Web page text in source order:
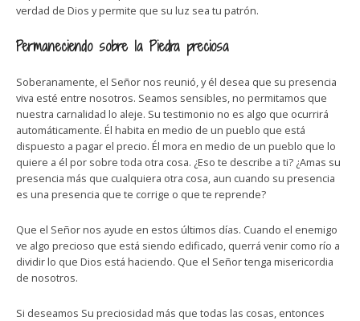
verdad de Dios y permite que su luz sea tu patrón.
Permaneciendo sobre la Piedra preciosa
Soberanamente, el Señor nos reunió, y él desea que su presencia
viva esté entre nosotros. Seamos sensibles, no permitamos que
nuestra carnalidad lo aleje. Su testimonio no es algo que ocurrirá
automáticamente. Él habita en medio de un pueblo que está
dispuesto a pagar el precio. Él mora en medio de un pueblo que lo
quiere a él por sobre toda otra cosa. ¿Eso te describe a ti? ¿Amas su
presencia más que cualquiera otra cosa, aun cuando su presencia
es una presencia que te corrige o que te reprende?
Que el Señor nos ayude en estos últimos días. Cuando el enemigo
ve algo precioso que está siendo edificado, querrá venir como río a
dividir lo que Dios está haciendo. Que el Señor tenga misericordia
de nosotros.
Si deseamos Su preciosidad más que todas las cosas, entonces